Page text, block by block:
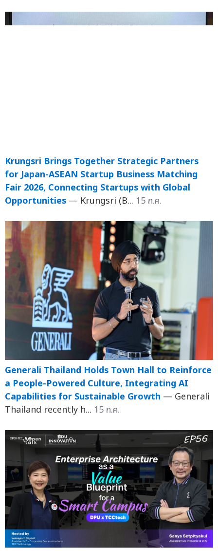
Krungsri Brings Together Strategic Partners
for Japan-ASEAN Startup Business Matching
Fair 2026, Connecting Startups with Global
Opportunities — Krungsri (B... 15 ก.ค.
Generali Thailand Holds Town Hall to Reinforce
a People-Powered Culture, Integrating AI
Capabilities for Sustainable Growth — Generali
Thailand recently h... 15 ก.ค.